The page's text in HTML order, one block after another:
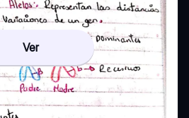
Ver